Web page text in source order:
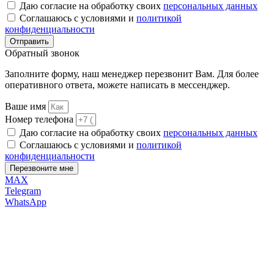
Даю согласие на обработку своих персональных данных
Соглашаюсь с условиями и политикой
конфиденциальности
Отправить
Обратный звонок
Заполните форму, наш менеджер перезвонит Вам. Для более
оперативного ответа, можете написать в мессенджер.
Ваше имя
Номер телефона
Даю согласие на обработку своих персональных данных
Соглашаюсь с условиями и политикой
конфиденциальности
Перезвоните мне
MAX
Telegram
WhatsApp